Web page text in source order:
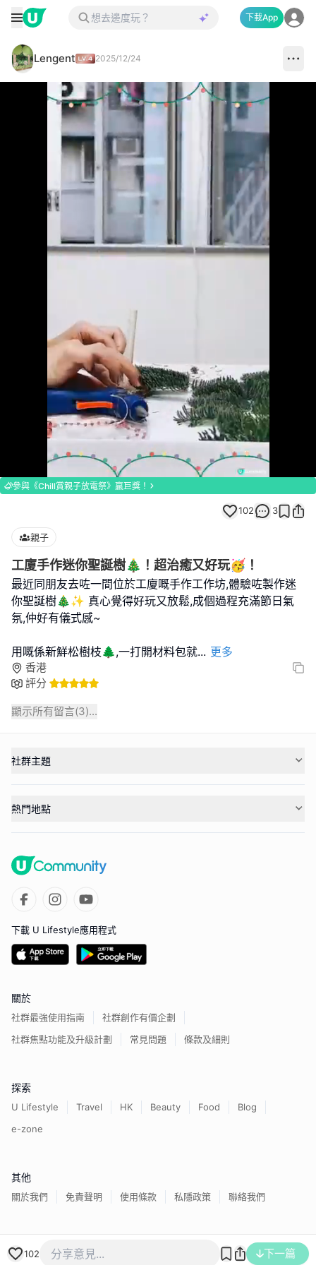
下載App
Lengent 2025/12/24
Loaded
70.00%
參與《Chill賞親子放電祭》贏巨獎！
102 3
親子
工廈手作迷你聖誕樹🎄！超治癒又好玩🥳！
最近同朋友去咗一間位於工廈嘅手作工作坊,體驗咗製作迷
你聖誕樹🎄✨ 真心覺得好玩又放鬆,成個過程充滿節日氣
氛,仲好有儀式感~
用嘅係新鮮松樹枝🌲,一打開材料包就... 更多
香港
評分
顯示所有留言(3)...
102 下一篇
社群主題
熱門地點
下載 U Lifestyle應用程式
關於
社群最強使用指南
社群創作有價企劃
社群焦點功能及升級計劃
常見問題 條款及細則
探索
U Lifestyle Travel HK Beauty Food
Blog
e-zone
其他
關於我們 免責聲明 使用條款 私隱政策 聯絡我們
香港經濟日報版權所有©